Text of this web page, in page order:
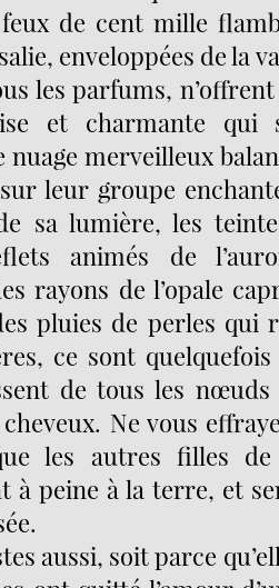
de cent mille
enveloppées de la
les parfums,
et charmante qui
nuage merveilleux
leur groupe
sa lumière, les
animés de
rayons de l’opale
pluies de perles qui
ce sont
de tous les nœuds
Ne vous
les autres filles de
à peine à la terre, et
aussi, soit parce